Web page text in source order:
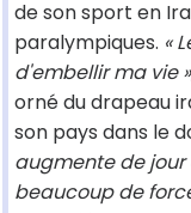
de son sport en
paralympiques. «
d'embellir ma vie »
orné du drapeau
son pays dans le
augmente de jour
beaucoup de